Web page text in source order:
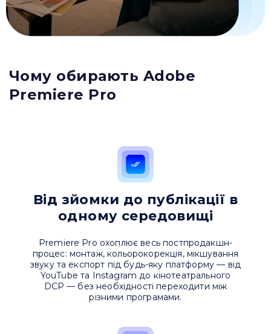
Чому обирають Adobe
Premiere Pro
Від зйомки до публікації в
одному середовищі
Premiere Pro охоплює весь постпродакшн-
процес: монтаж, кольорокорекція, мікшування
звуку та експорт під будь-яку платформу — від
YouTube та Instagram до кінотеатрального
DCP — без необхідності переходити між
різними програмами.
Привіт 👋, чим тобі допомогти?
Ми зазвичай відповідаємо дуже швидко